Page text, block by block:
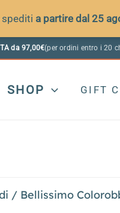
spediti a partire dal 25
da 97,00€(per ordini entro i 20
SHOP GIFT
/ Bellissimo